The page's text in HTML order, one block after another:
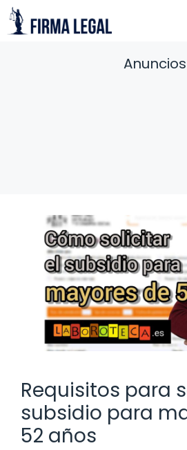
Saltar
al
Anuncios
Requisitos para
subsidio para
52 años